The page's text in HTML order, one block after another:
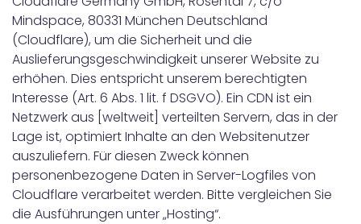
Mindspace, 80331 München Deutschland
(Cloudflare), um die Sicherheit und die
Auslieferungsgeschwindigkeit unserer Website zu
erhöhen. Dies entspricht unserem berechtigten
Interesse (Art. 6 Abs. 1 lit. f DSGVO). Ein CDN ist ein
Netzwerk aus [weltweit] verteilten Servern, das in der
Lage ist, optimiert Inhalte an den Websitenutzer
auszuliefern. Für diesen Zweck können
personenbezogene Daten in Server-Logfiles von
Cloudflare verarbeitet werden. Bitte vergleichen Sie
die Ausführungen unter „Hosting“.